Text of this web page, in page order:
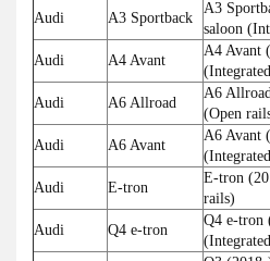
Audi
A3 Sportback
A3
saloon
Audi
A4 Avant
A4 Avant
Audi
A6 Allroad
A6
(Open
Audi
A6 Avant
A6 Avant
Audi
E-tron
E-tron
rails)
Audi
Q4 e-tron
Q4 e-tron